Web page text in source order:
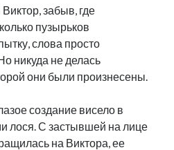
забыв, где
пузырьков
слова просто
никуда не делась
они были произнесены.
создание висело в
лося. С застывшей на лице
на Виктора, ее